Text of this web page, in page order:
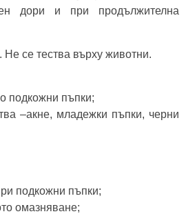
дори и при продължителна
се тества върху животни.
подкожни пъпки;
–акне, младежки пъпки, черни
подкожни пъпки;
омазняване;